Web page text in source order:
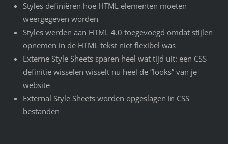
Styles definiëren hoe HTML elementen moeten
weergegeven worden
Styles werden aan HTML 4.0 toegevoegd omdat stijlen
opnemen in de HTML tekst niet flexibel was
Externe Style Sheets sparen heel wat tijd uit: een CSS
definitie wisselen wisselt nu heel de “looks” van je
website
External Style Sheets worden opgeslagen in CSS
bestanden